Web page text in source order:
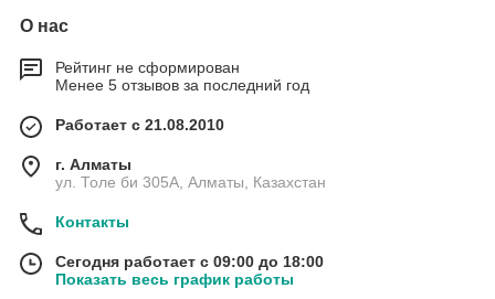
О нас
Рейтинг не сформирован
Менее 5 отзывов за последний год
Работает с 21.08.2010
г. Алматы
ул. Толе би 305А, Алматы, Казахстан
Контакты
Сегодня работает с 09:00 до 18:00
Показать весь график работы